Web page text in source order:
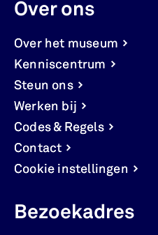
Over ons
Over het museum
Kenniscentrum
Steun ons
Werken bij
Codes & Regels
Contact
Cookie instellingen
Bezoekadres